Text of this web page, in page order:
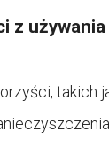
z
takich